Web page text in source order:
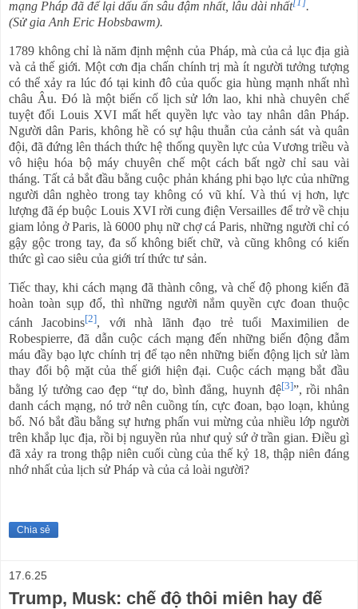
mạng Pháp đã để lại dấu ấn sâu đậm nhất, lâu dài nhất
.
(Sử gia Anh Eric Hobsbawm).
1789 không chỉ là năm định mệnh của Pháp, mà của cả lục địa già
và cả thế giới. Một cơn địa chấn chính trị mà ít người tưởng tượng
có thể xảy ra lúc đó tại kinh đô của quốc gia hùng mạnh nhất nhì
châu Âu. Đó là một biến cố lịch sử lớn lao, khi nhà chuyên chế
tuyệt đối Louis XVI mất hết quyền lực vào tay nhân dân Pháp.
Người dân Paris, không hề có sự hậu thuẫn của cảnh sát và quân
đội, đã đứng lên thách thức hệ thống quyền lực của Vương triều và
vô hiệu hóa bộ máy chuyên chế một cách bất ngờ chỉ sau vài
tháng. Tất cả bắt đầu bằng cuộc phản kháng phi bạo lực của những
người dân nghèo trong tay không có vũ khí. Và thú vị hơn, lực
lượng đã ép buộc Louis XVI rời cung điện Versailles để trở về chịu
giam lỏng ở Paris, là 6000 phụ nữ chợ cá Paris, những người chỉ có
gậy gộc trong tay, đa số không biết chữ, và cũng không có kiến
thức gì cao siêu của giới trí thức tư sản.
Tiếc thay, khi cách mạng đã thành công, và chế độ phong kiến đã
hoàn toàn sụp đổ, thì những người nắm quyền cực đoan thuộc
cánh Jacobins[2], với nhà lãnh đạo trẻ tuổi Maximilien de
Robespierre, đã dẫn cuộc cách mạng đến những biến động đẫm
máu đầy bạo lực chính trị để tạo nên những biến động lịch sử làm
thay đổi bộ mặt của thế giới hiện đại. Cuộc cách mạng bắt đầu
bằng lý tưởng cao đẹp “tự do, bình đẳng, huynh đệ[3]”, rồi nhân
danh cách mạng, nó trở nên cuồng tín, cực đoan, bạo loạn, khủng
bố. Nó bắt đầu bằng sự hưng phấn vui mừng của nhiều lớp người
trên khắp lục địa, rồi bị nguyền rủa như quỷ sứ ở trần gian. Điều gì
đã xảy ra trong thập niên cuối cùng của thế kỷ 18, thập niên đáng
nhớ nhất của lịch sử Pháp và của cả loài người?
Chia sẻ
17.6.25
Trump, Musk: chế độ thôi miên hay đế